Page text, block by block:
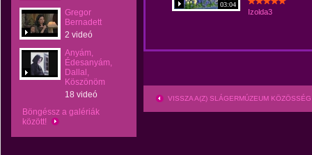
Gregor
Bernadett
2 videó
Anyám,
Édesanyám,
Dallal,
Köszönöm
18 videó
Böngéssz a galériák
között!
03:04
Izolda3
VISSZA A(Z) SLÁGERMÚZEUM